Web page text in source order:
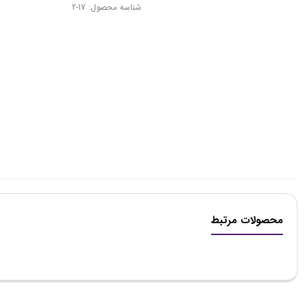
شناسه محصول: 17-2
محصولات مرتبط